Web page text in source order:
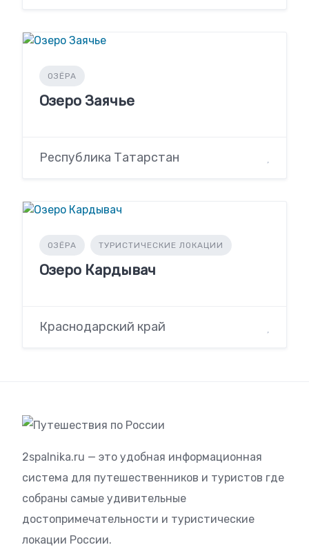
ОЗЁРА
Озеро Заячье
Республика Татарстан
ОЗЁРА ТУРИСТИЧЕСКИЕ ЛОКАЦИИ
Озеро Кардывач
Краснодарский край
2spalnika.ru — это удобная информационная
система для путешественников и туристов где
собраны самые удивительные
достопримечательности и туристические
локации России.